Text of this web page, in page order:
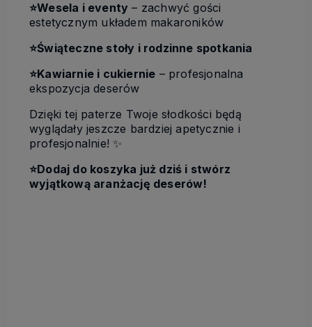
⭐️Wesela i eventy – zachwyć gości
estetycznym układem makaroników
⭐️Świąteczne stoły i rodzinne spotkania
⭐️Kawiarnie i cukiernie – profesjonalna
ekspozycja deserów
Dzięki tej paterze Twoje słodkości będą
wyglądały jeszcze bardziej apetycznie i
profesjonalnie! ✨
⭐️Dodaj do koszyka już dziś i stwórz
wyjątkową aranżację deserów!